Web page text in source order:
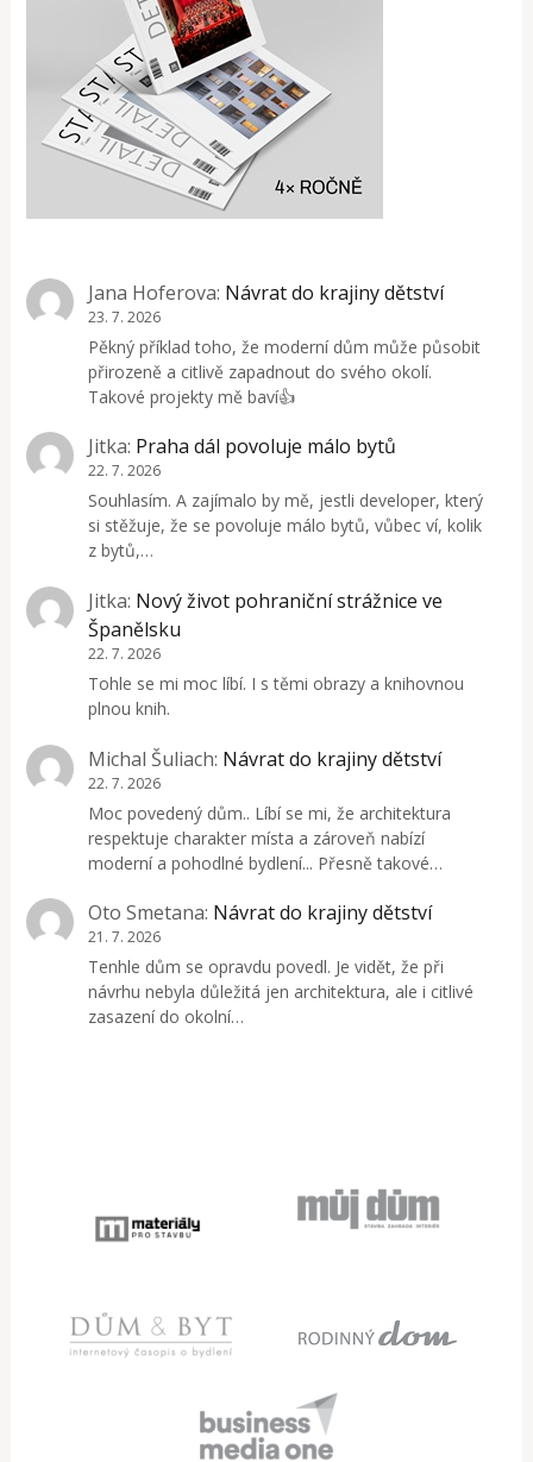
Jana Hoferova: Návrat do krajiny dětství
23. 7. 2026
Pěkný příklad toho, že moderní dům může působit
přirozeně a citlivě zapadnout do svého okolí.
Takové projekty mě baví👍
Jitka: Praha dál povoluje málo bytů
22. 7. 2026
Souhlasím. A zajímalo by mě, jestli developer, který
si stěžuje, že se povoluje málo bytů, vůbec ví, kolik
z bytů,…
Jitka: Nový život pohraniční strážnice ve
Španělsku
22. 7. 2026
Tohle se mi moc líbí. I s těmi obrazy a knihovnou
plnou knih.
Michal Šuliach: Návrat do krajiny dětství
22. 7. 2026
Moc povedený dům.. Líbí se mi, že architektura
respektuje charakter místa a zároveň nabízí
moderní a pohodlné bydlení... Přesně takové…
Oto Smetana: Návrat do krajiny dětství
21. 7. 2026
Tenhle dům se opravdu povedl. Je vidět, že při
návrhu nebyla důležitá jen architektura, ale i citlivé
zasazení do okolní…